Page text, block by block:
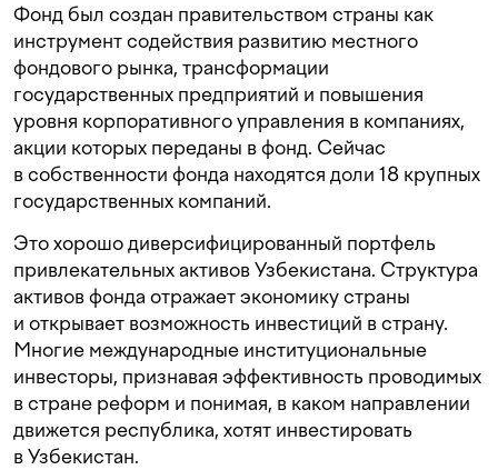
Фонд был создан правительством страны как
инструмент содействия развитию местного
фондового рынка, трансформации
государственных предприятий и повышения
уровня корпоративного управления в компаниях,
акции которых переданы в фонд. Сейчас
в собственности фонда находятся доли 18 крупных
государственных компаний.
Это хорошо диверсифицированный портфель
привлекательных активов Узбекистана. Структура
активов фонда отражает экономику страны
и открывает возможность инвестиций в страну.
Многие международные институциональные
инвесторы, признавая эффективность проводимых
в стране реформ и понимая, в каком направлении
движется республика, хотят инвестировать
в Узбекистан.